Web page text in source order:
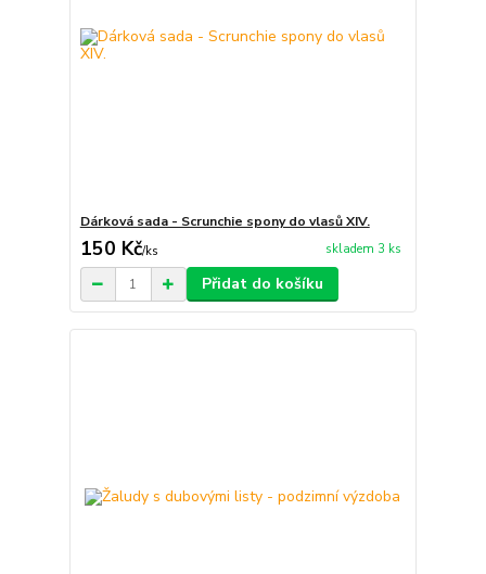
Dárková sada - Scrunchie spony do vlasů XIV.
150 Kč/ks skladem 3 ks
Přidat do košíku